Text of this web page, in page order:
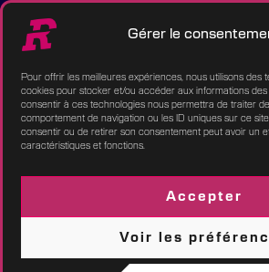
Gérer le
Pour offrir les meilleures expériences, nous utilisons des
cookies pour stocker et/ou accéder aux informations des
consentir à ces technologies nous permettra de traiter
comportement de navigation ou les ID uniques sur ce
consentir ou de retirer son consentement peut avoir un
caractéristiques et fonctions.
Accepter
Voir les